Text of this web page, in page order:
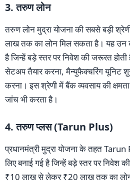
3. तरुण लोन
तरुण लोन मुद्रा योजना की सबसे बड़ी
लाख तक का लोन मिल सकता है। यह उन
है जिन्हें बड़े स्तर पर निवेश की जरूरत
सेटअप तैयार करना, मैन्युफैक्चरिंग यूनिट शुरू
करना। इस श्रेणी में बैंक व्यवसाय की
जांच भी करता है।
4. तरुण प्लस (Tarun Plus)
प्रधानमंत्री मुद्रा योजना के तहत Tarun
लिए बनाई गई है जिन्हें बड़े स्तर पर निवेश
₹10 लाख से लेकर ₹20 लाख तक का लोन